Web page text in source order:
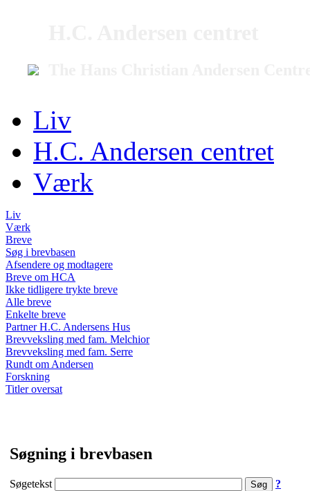
Liv
H.C. Andersen centret
Værk
Liv
Værk
Breve
Søg i brevbasen
Afsendere og modtagere
Breve om HCA
Ikke tidligere trykte breve
Alle breve
Enkelte breve
Partner H.C. Andersens Hus
Brevveksling med fam. Melchior
Brevveksling med fam. Serre
Rundt om Andersen
Forskning
Titler oversat
Søgning i brevbasen
Søgetekst ?